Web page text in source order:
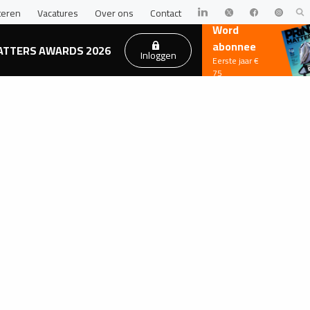
Vacatures Over ons Contact
AWARDS 2026 Inloggen
Word
abonnee
Eerste jaar €
75